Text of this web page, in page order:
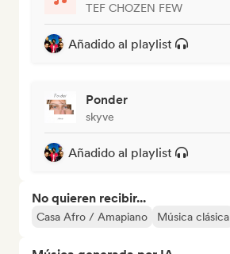
TEF CHOZEN FEW
Añadido al playlist
Ponder
skyve
Añadido al playlist
No quieren recibir...
Casa Afro / Amapiano Música clásica